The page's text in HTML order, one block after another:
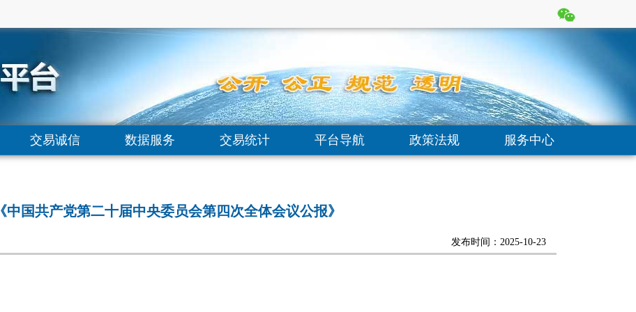
交易诚信 数据服务 交易统计 平台导航 政策法规 服务中心
《中国共产党第二十届中央委员会第四次全体会议公报》
发布时间： 2025-10-23